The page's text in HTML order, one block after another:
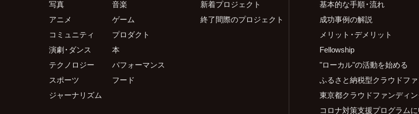
写真
音楽
アニメ
ゲーム
コミュニティ
プロダクト
演劇・ダンス
本
テクノロジー
パフォーマンス
スポーツ
フード
ジャーナリズム
新着プロジェクト
終了間際のプロジェクト
基本的な手順・流れ
成功事例の解説
メリット・デメリット
Fellowship
"ローカル"の活動を始める
ふるさと納税型クラウドフ
東京都クラウドファンディ
コロナ対策支援プログラム